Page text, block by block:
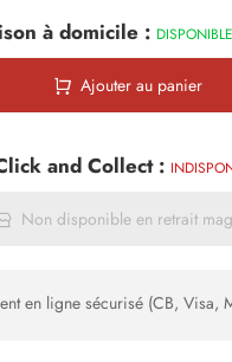
à domicile :
Ajouter au panier
and Collect :
Non disponible en retrait
en ligne sécurisé (CB, Visa,